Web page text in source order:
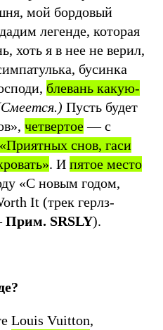
мой бордовый
легенде, которая
хоть я в нее не верил,
бусинка
блевань какую-
Пусть будет
четвертое— с
«Приятных снов, гаси
. И пятое место
«С новым годом,
It (трек герлз-
Прим. SRSLY).
Louis Vuitton,